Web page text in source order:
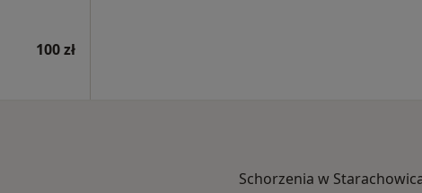
100 zł
Schorzenia w